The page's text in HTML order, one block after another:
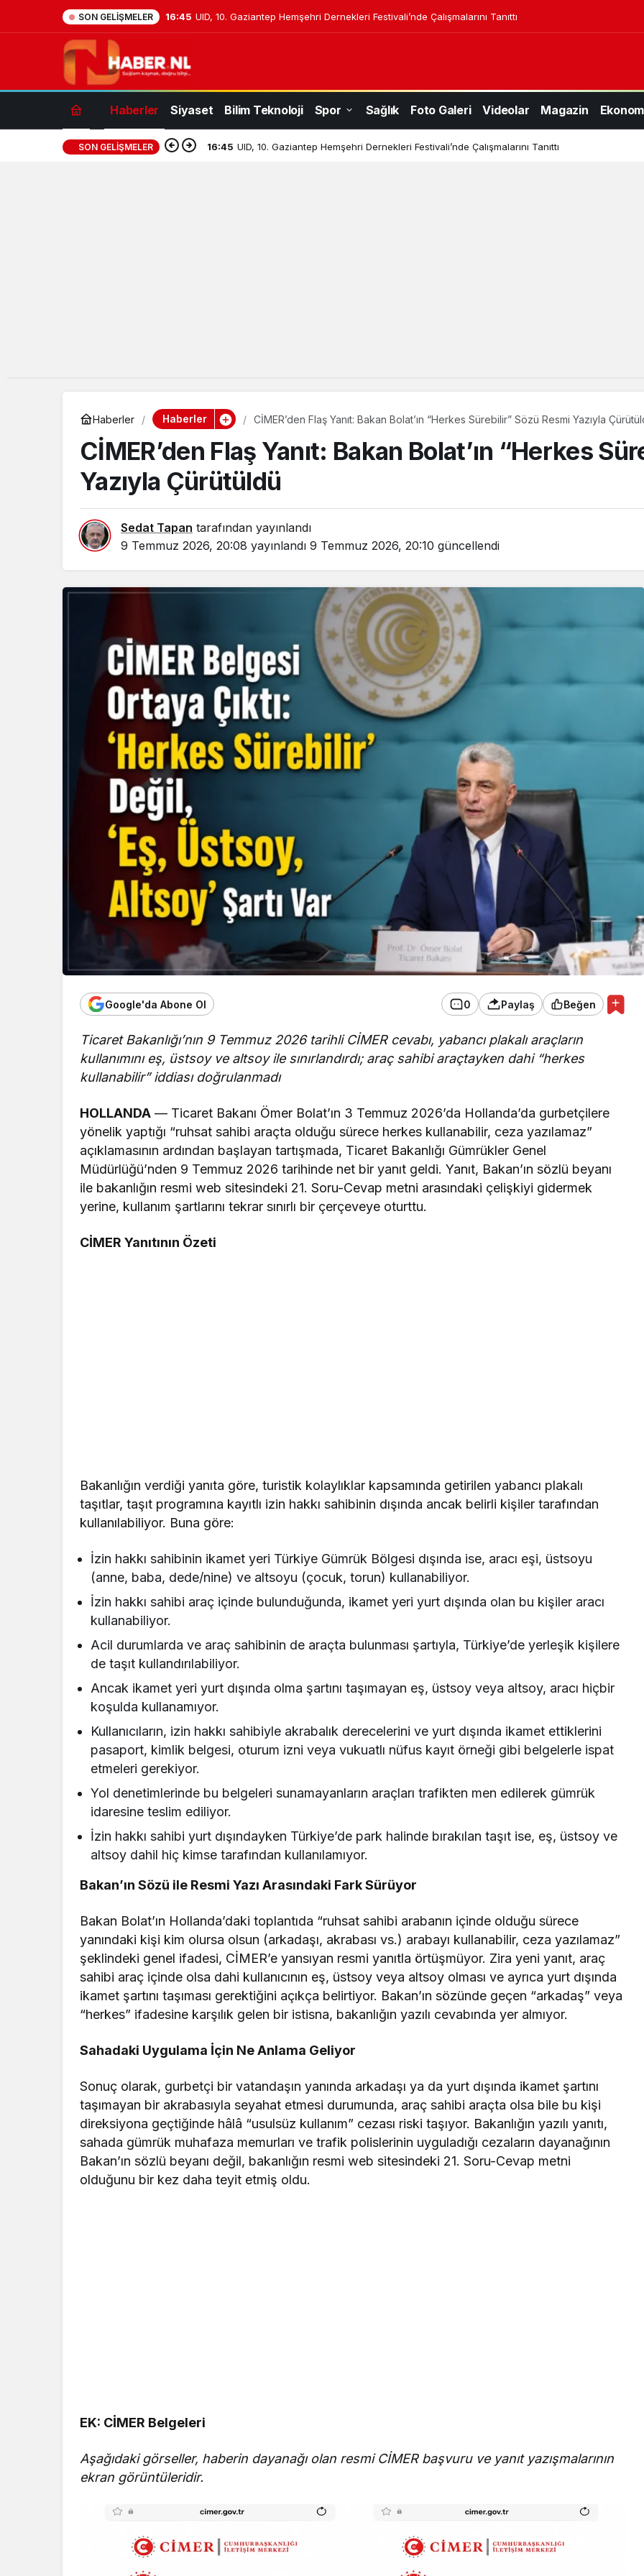
SON GELIŞMELER 16:45 UID, 10. Gaziantep Hemşehri Dernekleri Festivali’nde Çalışmalarını Tanıttı
Haberler Siyaset Bilim Teknoloji Spor Sağlık Foto Galeri Videolar Magazin
SON GELIŞMELER 16:45 UID, 10. Gaziantep Hemşehri Dernekleri Festivali’nde Çalışmalarını Tanıttı
Haberler Haberler CİMER’den Flaş Yanıt: Bakan Bolat’ın “Herkes Sürebilir” Sözü Resmi Yazıyla
CİMER’den Flaş Yanıt: Bakan Bolat’ın “Herkes
Yazıyla Çürütüldü
Sedat Tapan tarafından yayınlandı
9 Temmuz 2026, 20:08 yayınlandı 9 Temmuz 2026, 20:10 güncellendi
Google'da Abone Ol 0 Paylaş Beğen
Ticaret Bakanlığı’nın 9 Temmuz 2026 tarihli CİMER cevabı, yabancı plakalı araçların
kullanımını eş, üstsoy ve altsoy ile sınırlandırdı; araç sahibi araçtayken dahi “herkes
kullanabilir” iddiası doğrulanmadı
HOLLANDA — Ticaret Bakanı Ömer Bolat’ın 3 Temmuz 2026’da Hollanda’da gurbetçilere
yönelik yaptığı “ruhsat sahibi araçta olduğu sürece herkes kullanabilir, ceza yazılamaz”
açıklamasının ardından başlayan tartışmada, Ticaret Bakanlığı Gümrükler Genel
Müdürlüğü’nden 9 Temmuz 2026 tarihinde net bir yanıt geldi. Yanıt, Bakan’ın sözlü beyanı
ile bakanlığın resmi web sitesindeki 21. Soru-Cevap metni arasındaki çelişkiyi gidermek
yerine, kullanım şartlarını tekrar sınırlı bir çerçeveye oturttu.
CİMER Yanıtının Özeti
Bakanlığın verdiği yanıta göre, turistik kolaylıklar kapsamında getirilen yabancı plakalı
taşıtlar, taşıt programına kayıtlı izin hakkı sahibinin dışında ancak belirli kişiler tarafından
kullanılabiliyor. Buna göre:
İzin hakkı sahibinin ikamet yeri Türkiye Gümrük Bölgesi dışında ise, aracı eşi, üstsoyu
(anne, baba, dede/nine) ve altsoyu (çocuk, torun) kullanabiliyor.
İzin hakkı sahibi araç içinde bulunduğunda, ikamet yeri yurt dışında olan bu kişiler aracı
kullanabiliyor.
Acil durumlarda ve araç sahibinin de araçta bulunması şartıyla, Türkiye’de yerleşik kişilere
de taşıt kullandırılabiliyor.
Ancak ikamet yeri yurt dışında olma şartını taşımayan eş, üstsoy veya altsoy, aracı hiçbir
koşulda kullanamıyor.
Kullanıcıların, izin hakkı sahibiyle akrabalık derecelerini ve yurt dışında ikamet ettiklerini
pasaport, kimlik belgesi, oturum izni veya vukuatlı nüfus kayıt örneği gibi belgelerle ispat
etmeleri gerekiyor.
Yol denetimlerinde bu belgeleri sunamayanların araçları trafikten men edilerek gümrük
idaresine teslim ediliyor.
İzin hakkı sahibi yurt dışındayken Türkiye’de park halinde bırakılan taşıt ise, eş, üstsoy ve
altsoy dahil hiç kimse tarafından kullanılamıyor.
Bakan’ın Sözü ile Resmi Yazı Arasındaki Fark Sürüyor
Bakan Bolat’ın Hollanda’daki toplantıda “ruhsat sahibi arabanın içinde olduğu sürece
yanındaki kişi kim olursa olsun (arkadaşı, akrabası vs.) arabayı kullanabilir, ceza yazılamaz”
şeklindeki genel ifadesi, CİMER’e yansıyan resmi yanıtla örtüşmüyor. Zira yeni yanıt, araç
sahibi araç içinde olsa dahi kullanıcının eş, üstsoy veya altsoy olması ve ayrıca yurt dışında
ikamet şartını taşıması gerektiğini açıkça belirtiyor. Bakan’ın sözünde geçen “arkadaş” veya
“herkes” ifadesine karşılık gelen bir istisna, bakanlığın yazılı cevabında yer almıyor.
Sahadaki Uygulama İçin Ne Anlama Geliyor
Sonuç olarak, gurbetçi bir vatandaşın yanında arkadaşı ya da yurt dışında ikamet şartını
taşımayan bir akrabasıyla seyahat etmesi durumunda, araç sahibi araçta olsa bile bu kişi
direksiyona geçtiğinde hâlâ “usulsüz kullanım” cezası riski taşıyor. Bakanlığın yazılı yanıtı,
sahada gümrük muhafaza memurları ve trafik polislerinin uyguladığı cezaların dayanağının
Bakan’ın sözlü beyanı değil, bakanlığın resmi web sitesindeki 21. Soru-Cevap metni
olduğunu bir kez daha teyit etmiş oldu.
EK: CİMER Belgeleri
Aşağıdaki görseller, haberin dayanağı olan resmi CİMER başvuru ve yanıt yazışmalarının
ekran görüntüleridir.